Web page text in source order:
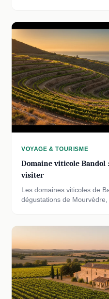
VOYAGE & TOURISME
Domaine viticole Bandol
visiter
Les domaines viticoles de
dégustations de